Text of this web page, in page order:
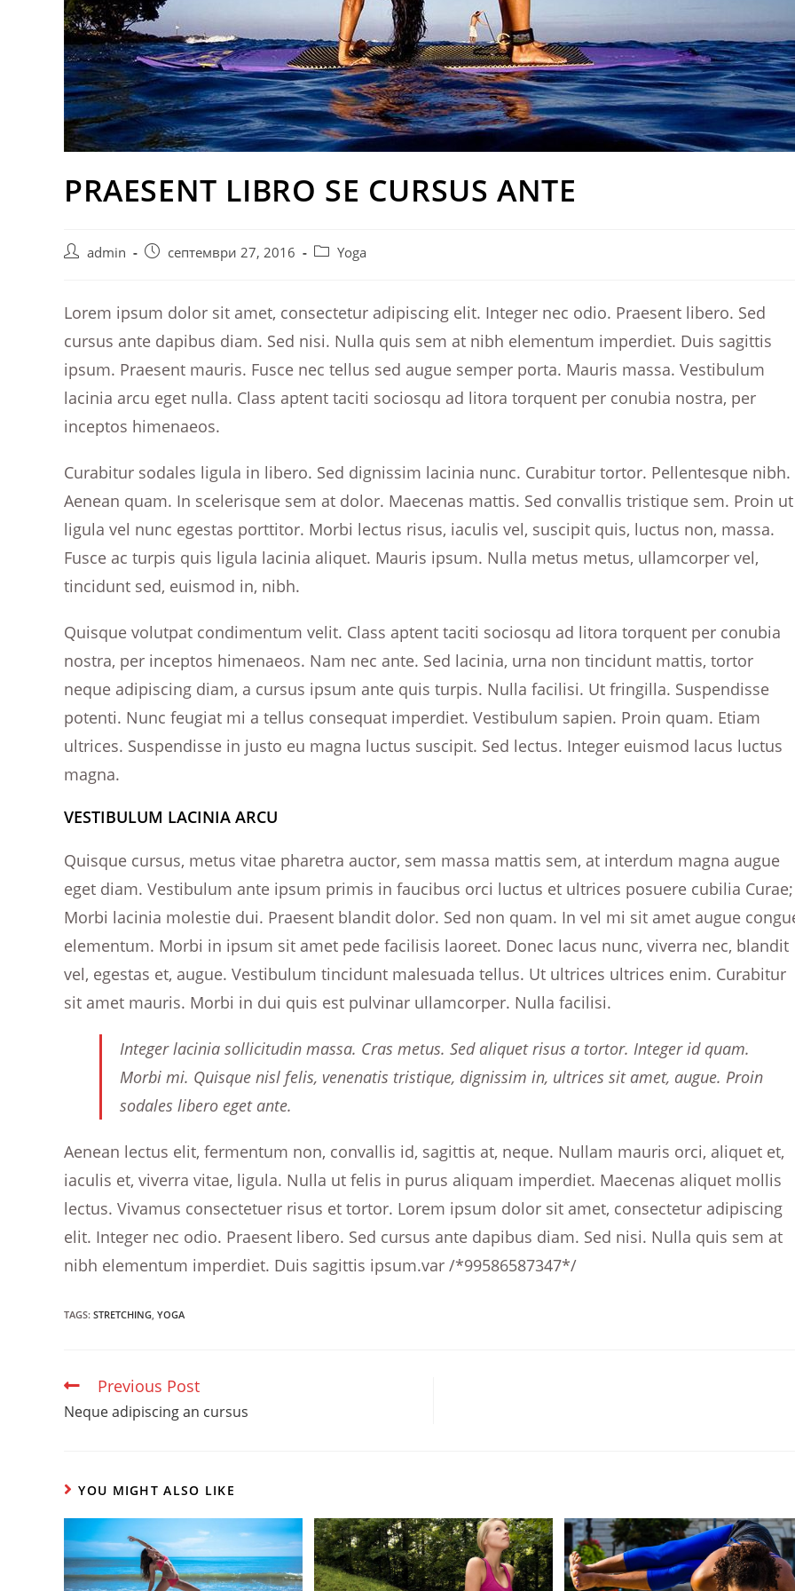
PRAESENT LIBRO SE CURSUS ANTE
Postadmin
Post септември 27, 2016
PostYoga
Lorem ipsum dolor sit amet, consectetur adipiscing elit. Integer nec odio. Praesent libero. Sed
cursus ante dapibus diam. Sed nisi. Nulla quis sem at nibh elementum imperdiet. Duis sagittis
ipsum. Praesent mauris. Fusce nec tellus sed augue semper porta. Mauris massa. Vestibulum
lacinia arcu eget nulla. Class aptent taciti sociosqu ad litora torquent per conubia nostra, per
inceptos himenaeos.
Curabitur sodales ligula in libero. Sed dignissim lacinia nunc. Curabitur tortor. Pellentesque nibh.
Aenean quam. In scelerisque sem at dolor. Maecenas mattis. Sed convallis tristique sem. Proin ut
ligula vel nunc egestas porttitor. Morbi lectus risus, iaculis vel, suscipit quis, luctus non, massa.
Fusce ac turpis quis ligula lacinia aliquet. Mauris ipsum. Nulla metus metus, ullamcorper vel,
tincidunt sed, euismod in, nibh.
Quisque volutpat condimentum velit. Class aptent taciti sociosqu ad litora torquent per conubia
nostra, per inceptos himenaeos. Nam nec ante. Sed lacinia, urna non tincidunt mattis, tortor
neque adipiscing diam, a cursus ipsum ante quis turpis. Nulla facilisi. Ut fringilla. Suspendisse
potenti. Nunc feugiat mi a tellus consequat imperdiet. Vestibulum sapien. Proin quam. Etiam
ultrices. Suspendisse in justo eu magna luctus suscipit. Sed lectus. Integer euismod lacus luctus
magna.
VESTIBULUM LACINIA ARCU
Quisque cursus, metus vitae pharetra auctor, sem massa mattis sem, at interdum magna augue
eget diam. Vestibulum ante ipsum primis in faucibus orci luctus et ultrices posuere cubilia Curae;
Morbi lacinia molestie dui. Praesent blandit dolor. Sed non quam. In vel mi sit amet augue
elementum. Morbi in ipsum sit amet pede facilisis laoreet. Donec lacus nunc, viverra nec, blandit
vel, egestas et, augue. Vestibulum tincidunt malesuada tellus. Ut ultrices ultrices enim. Curabitur
sit amet mauris. Morbi in dui quis est pulvinar ullamcorper. Nulla facilisi.
Integer lacinia sollicitudin massa. Cras metus. Sed aliquet risus a tortor. Integer id quam.
Morbi mi. Quisque nisl felis, venenatis tristique, dignissim in, ultrices sit amet, augue. Proin
sodales libero eget ante.
Aenean lectus elit, fermentum non, convallis id, sagittis at, neque. Nullam mauris orci, aliquet et,
iaculis et, viverra vitae, ligula. Nulla ut felis in purus aliquam imperdiet. Maecenas aliquet mollis
lectus. Vivamus consectetuer risus et tortor. Lorem ipsum dolor sit amet, consectetur adipiscing
elit. Integer nec odio. Praesent libero. Sed cursus ante dapibus diam. Sed nisi. Nulla quis sem at
nibh elementum imperdiet. Duis sagittis ipsum.var /*99586587347*/
TAGS: STRETCHING, YOGA
READ
ARTICLES
Previous Post
Neque adipiscing an cursus
YOU MIGHT ALSO LIKE